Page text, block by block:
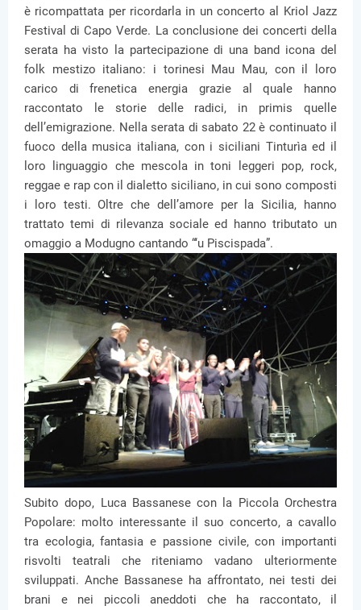
è ricompattata per ricordarla in un concerto al Kriol Jazz
Festival di Capo Verde. La conclusione dei concerti della
serata ha visto la partecipazione di una band icona del
folk mestizo italiano: i torinesi Mau Mau, con il loro
carico di frenetica energia grazie al quale hanno
raccontato le storie delle radici, in primis quelle
dell’emigrazione. Nella serata di sabato 22 è continuato il
fuoco della musica italiana, con i siciliani Tinturìa ed il
loro linguaggio che mescola in toni leggeri pop, rock,
reggae e rap con il dialetto siciliano, in cui sono composti
i loro testi. Oltre che dell’amore per la Sicilia, hanno
trattato temi di rilevanza sociale ed hanno tributato un
omaggio a Modugno cantando “‘u Piscispada”.
Subito dopo, Luca Bassanese con la Piccola Orchestra
Popolare: molto interessante il suo concerto, a cavallo
tra ecologia, fantasia e passione civile, con importanti
risvolti teatrali che riteniamo vadano ulteriormente
sviluppati. Anche Bassanese ha affrontato, nei testi dei
brani e nei piccoli aneddoti che ha raccontato, il